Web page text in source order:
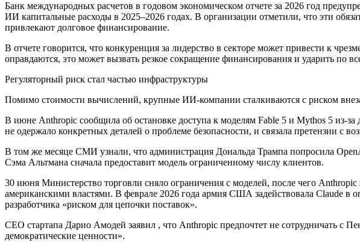
Банк международных расчетов в годовом экономическом отчете за 2026 год
ИИ капитальные расходы в 2025–2026 годах. В организации отметили, что эти
привлекают долговое финансирование.
В отчете говорится, что конкуренция за лидерство в секторе может привести к
оправдаются, это может вызвать резкое сокращение финансирования и ударить по
Регуляторный риск стал частью инфраструктуры
Помимо стоимости вычислений, крупные ИИ-компании сталкиваются с риском
В июне Anthropic сообщила об остановке доступа к моделям Fable 5 и Mythos 5 из-
не одержало конкретных деталей о проблеме безопасности, и связала претензии с
В том же месяце СМИ узнали, что администрация Дональда Трампа попросила
Сэма Альтмана сначала предоставит модель ограниченному числу клиентов.
30 июня Министерство торговли сняло ограничения с моделей, после чего
американскими властями. В феврале 2026 года армия США задействовала Claude в
разработчика «риском для цепочки поставок».
CEO стартапа Дарио Амодей заявил , что Anthropic предпочтет не сотрудничать с
демократические ценности».